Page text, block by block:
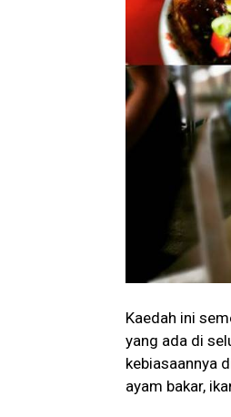
Kaedah ini
yang ada di
kebiasaannya
ayam bakar,